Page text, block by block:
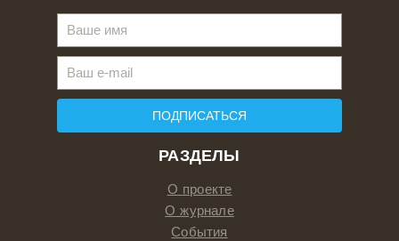
РАЗДЕЛЫ
О проекте
О журнале
События
ПОДПИСАТЬСЯ